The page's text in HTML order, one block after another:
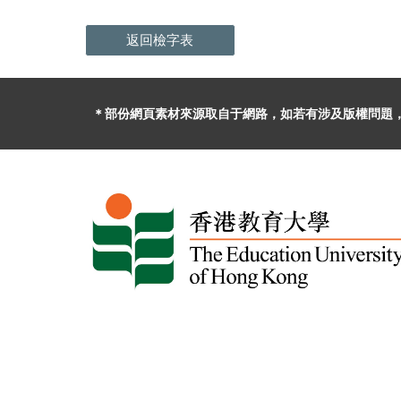
返回檢字表
＊部份網頁素材來源取自于網路， 如若有涉及版權問題